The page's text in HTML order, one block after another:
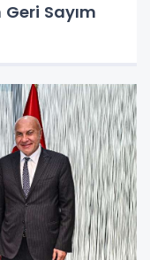
Sayım